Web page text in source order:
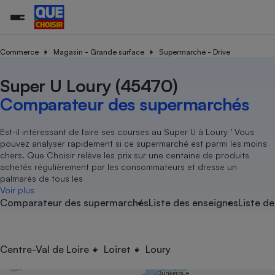
Commerce Magasin - Grande surface Supermarché - Drive
Super U Loury (45470)
Comparateur des supermarchés
Est-il intéressant de faire ses courses au Super U à Loury ’ Vous
pouvez analyser rapidement si ce supermarché est parmi les moins
chers. Que Choisir relève les prix sur une centaine de produits
achetés régulièrement par les consommateurs et dresse un
palmarès de tous les
Voir plus
Comparateur des supermarchésListe des enseignesListe
Centre-Val de Loire Loiret Loury
Nutrition
Assurance auto
Magasin - Grande surface
Méthode de vente -
Organismes de défense
Système judiciairegratuit
Déchet
Achat - Vente - Travaux
Location
Sport
électrique
Démarche administrative
Senior
Service marchand
Train
Transport aérien
Toutes les actualités
Enquêtes
Guides d'achat
Conseils
Brèves
Tous les services
Soumettre un litige
Lettres types
Rencontrer une association locale
Tous nos combats
Nos actions
Nos grandes victoires
Les billets de la présidente
Nos associations locales
Nous rejoindre
En savoir plus sur Que Choisir Ensemble
L’association
Nos missions
Notre méthodologie
Notre financement
Nos partenaires
Nous rejoindre